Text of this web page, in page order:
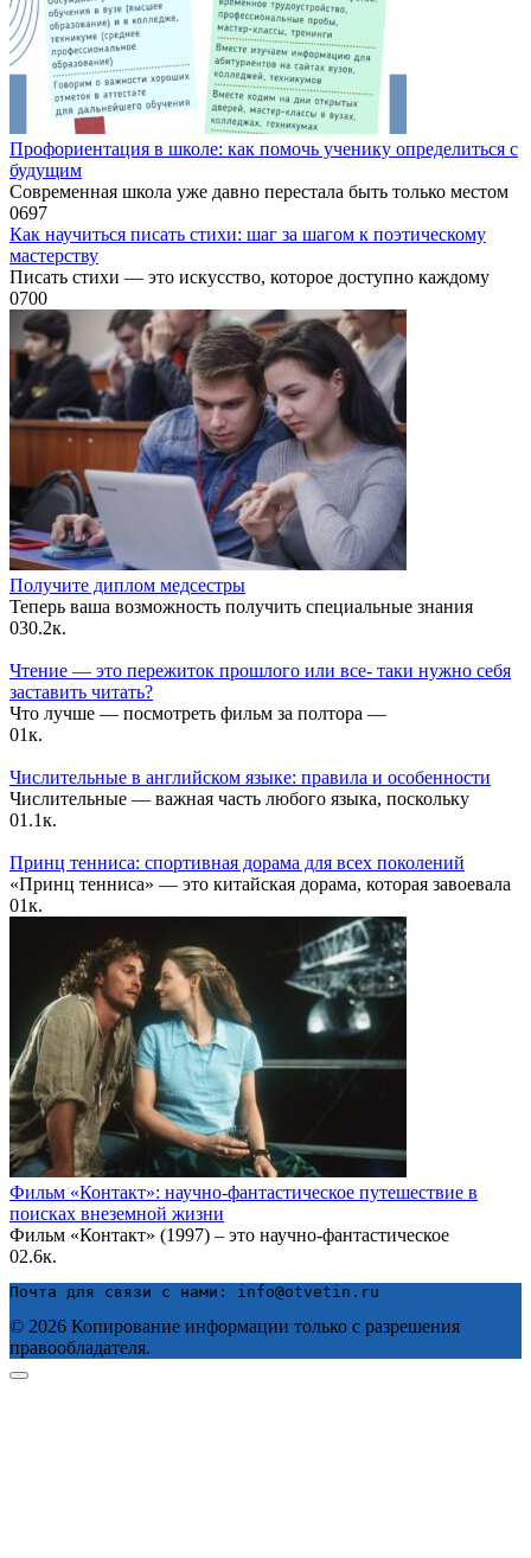
Профориентация в школе: как помочь ученику определиться с
будущим
Современная школа уже давно перестала быть только местом
0697
Как научиться писать стихи: шаг за шагом к поэтическому
мастерству
Писать стихи — это искусство, которое доступно каждому
0700
Получите диплом медсестры
Теперь ваша возможность получить специальные знания
030.2к.
Чтение — это пережиток прошлого или все- таки нужно себя
заставить читать?
Что лучше — посмотреть фильм за полтора —
01к.
Числительные в английском языке: правила и особенности
Числительные — важная часть любого языка, поскольку
01.1к.
Принц тенниса: спортивная дорама для всех поколений
«Принц тенниса» — это китайская дорама, которая завоевала
01к.
Фильм «Контакт»: научно-фантастическое путешествие в
поисках внеземной жизни
Фильм «Контакт» (1997) – это научно-фантастическое
02.6к.
Почта для связи с нами: info@otvetin.ru
© 2026 Копирование информации только с разрешения
правообладателя.